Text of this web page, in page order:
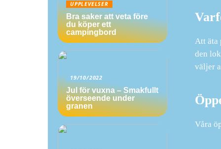
Att äta
den
väljer
Våra
UPPLEVELSER
Bra saker att veta före
du köper ett
campingbord
19/10/2022
Jul för vuxna – Smakfullt
överseende under
granen